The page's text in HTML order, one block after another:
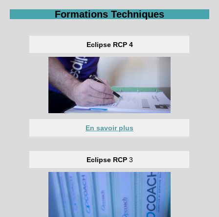
Formations Techniques
Eclipse RCP 4
En savoir plus
Eclipse RCP 3